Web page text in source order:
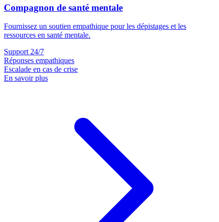
Compagnon de santé mentale
Fournissez un soutien empathique pour les dépistages et les
ressources en santé mentale.
Support 24/7
Réponses empathiques
Escalade en cas de crise
En savoir plus